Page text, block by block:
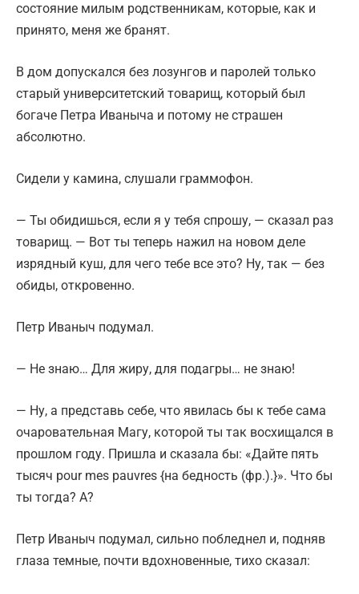
состояние милым родственникам, которые, как и
принято, меня же бранят.
В дом допускался без лозунгов и паролей только
старый университетский товарищ, который был
богаче Петра Иваныча и потому не страшен
абсолютно.
Сидели у камина, слушали граммофон.
— Ты обидишься, если я у тебя спрошу, — сказал раз
товарищ. — Вот ты теперь нажил на новом деле
изрядный куш, для чего тебе все это? Ну, так — без
обиды, откровенно.
Петр Иваныч подумал.
— Не знаю… Для жиру, для подагры… не знаю!
— Ну, а представь себе, что явилась бы к тебе сама
очаровательная Магу, которой ты так восхищался в
прошлом году. Пришла и сказала бы: «Дайте пять
тысяч pour mes pauvres {на бедность (фр.).}». Что бы
ты тогда? А?
Петр Иваныч подумал, сильно побледнел и, подняв
глаза темные, почти вдохновенные, тихо сказал: